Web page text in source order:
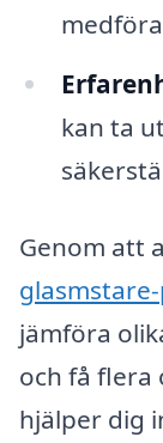
kan ta
Genom att
jämföra
och få flera
hjälper dig